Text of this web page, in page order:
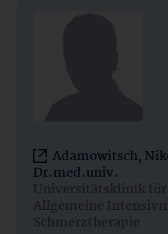
Adamowitsch,
Dr.med.univ.
Universitätsklinik für
Allgemeine
Schmerztherapie